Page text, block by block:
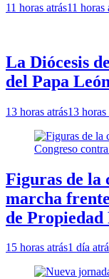
11 horas atrás11 horas
La Diócesis
del Papa
13 horas atrás13 horas
Figuras de la
marcha
de
15 horas atrás1 día